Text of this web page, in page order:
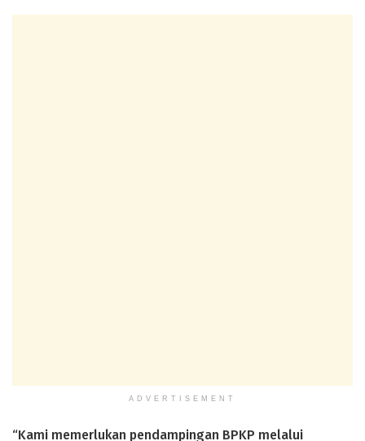
ADVERTISEMENT
“Kami memerlukan pendampingan BPKP melalui